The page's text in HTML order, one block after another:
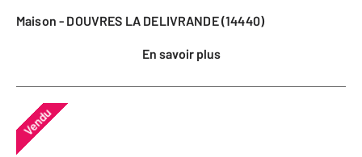
Maison - DOUVRES LA DELIVRANDE (14440)
En savoir plus
Vendu